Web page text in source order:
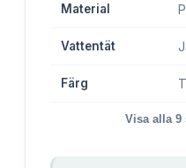
Material
Vattentät
Färg
Visa alla 9